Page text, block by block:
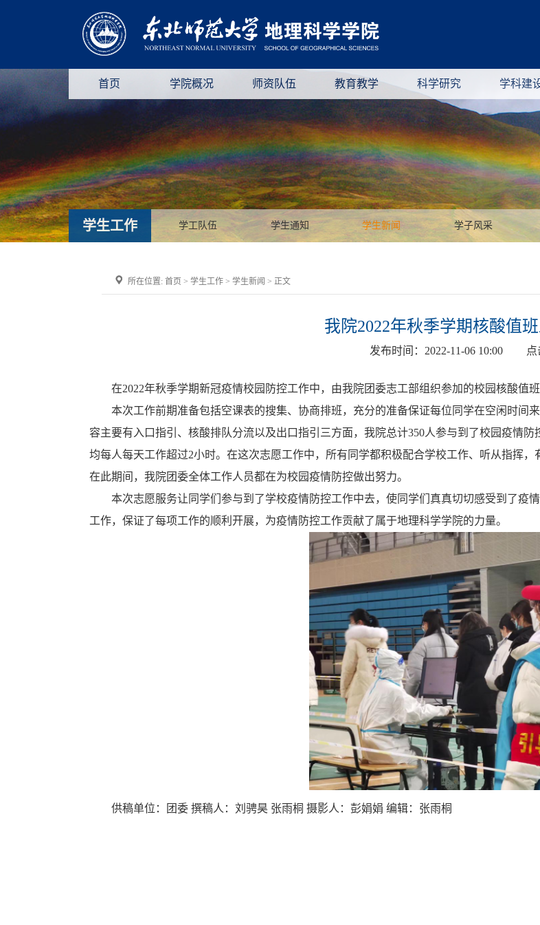
首页 学院概况 师资队伍 教育教学 科学研究 学科建
学生工作 学工队伍 学生通知 学生新闻 学子风采
所在位置: 首页 > 学生工作 > 学生新闻 > 正文
我院2022年秋季学期核酸值
发布时间： 2022-11-06 10:00 点
在2022年秋季学期新冠疫情校园防控工作中， 由我院团委志工部组织参加的校园核酸值
本次工作前期准备包括空课表的搜集、 协商排班， 充分的准备保证每位同学在空闲时间
容主要有入口指引、核酸排队分流以及出口指引三方面， 我院总计350人参与到了校园疫情防
均每人每天工作超过2小时。在这次志愿工作中，所有同学都积极配合学校工作、听从指挥
在此期间， 我院团委全体工作人员都在为校园疫情防控做出努力。
本次志愿服务让同学们参与到了学校疫情防控工作中去，使同学们真真切切感受到了疫
工作，保证了每项工作的顺利开展，为疫情防控工作贡献了属于地理科学学院的力量。
供稿单位：团委 撰稿人：刘骋昊 张雨桐 摄影人：彭娟娟 编辑：张雨桐